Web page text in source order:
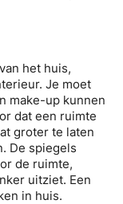
het huis,
Je moet
make-up kunnen
dat een ruimte
groter te laten
De spiegels
de ruimte,
uitziet. Een
in huis.